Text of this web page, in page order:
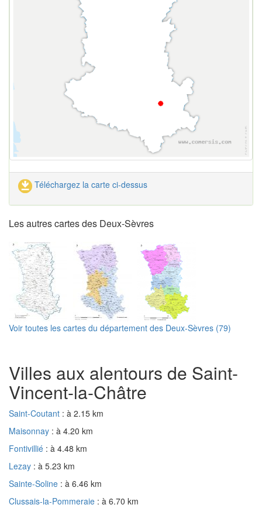
Téléchargez la carte ci-dessus
Les autres cartes des Deux-Sèvres
Voir toutes les cartes du département des Deux-Sèvres (79)
Villes aux alentours de Saint-
Vincent-la-Châtre
Saint-Coutant : à 2.15 km
Maisonnay : à 4.20 km
Fontivillié : à 4.48 km
Lezay : à 5.23 km
Sainte-Soline : à 6.46 km
Clussais-la-Pommeraie : à 6.70 km